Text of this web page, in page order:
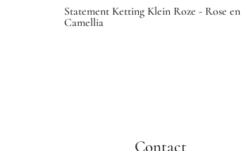
Statement Ketting Klein Roze - Rose en
Camellia
Contact